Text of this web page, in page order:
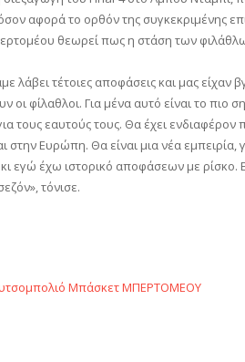
αφορά το ορθόν της συγκεκριμένης
θεωρεί πως η στάση των
λάβει τέτοιες αποφάσεις και μας είχαν
φίλαθλοι. Για μένα αυτό είναι το πιο
τους εαυτούς τους. Θα έχει
Ευρώπη. Θα είναι μια νέα εμπειρία,
εγώ έχω ιστορικό αποφάσεων με ρίσκο.
τόνισε.
ΜπάσκετΜΠΕΡΤΟΜΕΟΥ